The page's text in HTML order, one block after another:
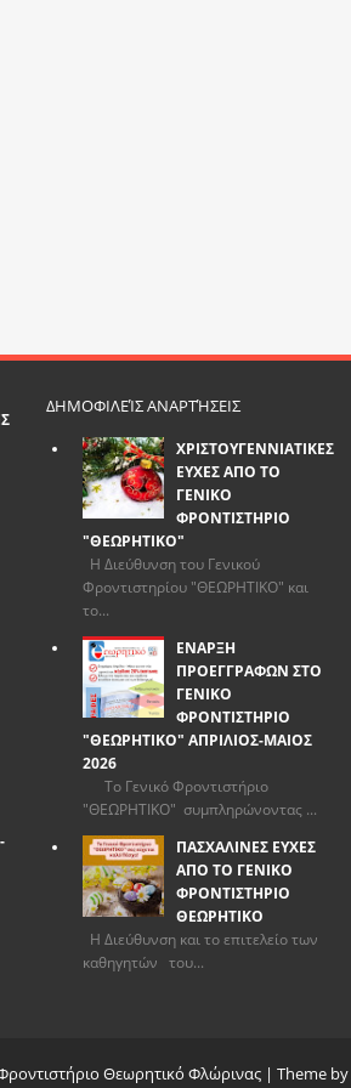
ΔΗΜΟΦΙΛΕΊΣ ΑΝΑΡΤΉΣΕΙΣ
ΧΡΙΣΤΟΥΓΕΝΝΙΑΤΙΚΕΣ
ΕΥΧΕΣ ΑΠΟ ΤΟ
ΓΕΝΙΚΟ
ΦΡΟΝΤΙΣΤΗΡΙΟ
"ΘΕΩΡΗΤΙΚΟ"
Η Διεύθυνση του Γενικού
Φροντιστηρίου "ΘΕΩΡΗΤΙΚΟ" και
το...
ΕΝΑΡΞΗ
ΠΡΟΕΓΓΡΑΦΩΝ ΣΤΟ
ΓΕΝΙΚΟ
ΦΡΟΝΤΙΣΤΗΡΙΟ
"ΘΕΩΡΗΤΙΚΟ" ΑΠΡΙΛΙΟΣ-ΜΑΙΟΣ
2026
Το Γενικό Φροντιστήριο
"ΘΕΩΡΗΤΙΚΟ" συμπληρώνοντας ...
ΠΑΣΧΑΛΙΝΕΣ ΕΥΧΕΣ
ΑΠΟ ΤΟ ΓΕΝΙΚΟ
ΦΡΟΝΤΙΣΤΗΡΙΟ
ΘΕΩΡΗΤΙΚΟ
Η Διεύθυνση και το επιτελείο των
καθηγητών του...
Θεωρητικό Φλώρινας | Theme by